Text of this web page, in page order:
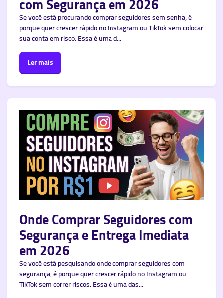
Se você está procurando comprar seguidores sem senha, é
porque quer crescer rápido no Instagram ou TikTok sem colocar
sua conta em risco. Essa é uma d...
Ler mais
Onde Comprar Seguidores com
Segurança e Entrega Imediata
em 2026
Se você está pesquisando onde comprar seguidores com
segurança, é porque quer crescer rápido no Instagram ou
TikTok sem correr riscos. Essa é uma das...